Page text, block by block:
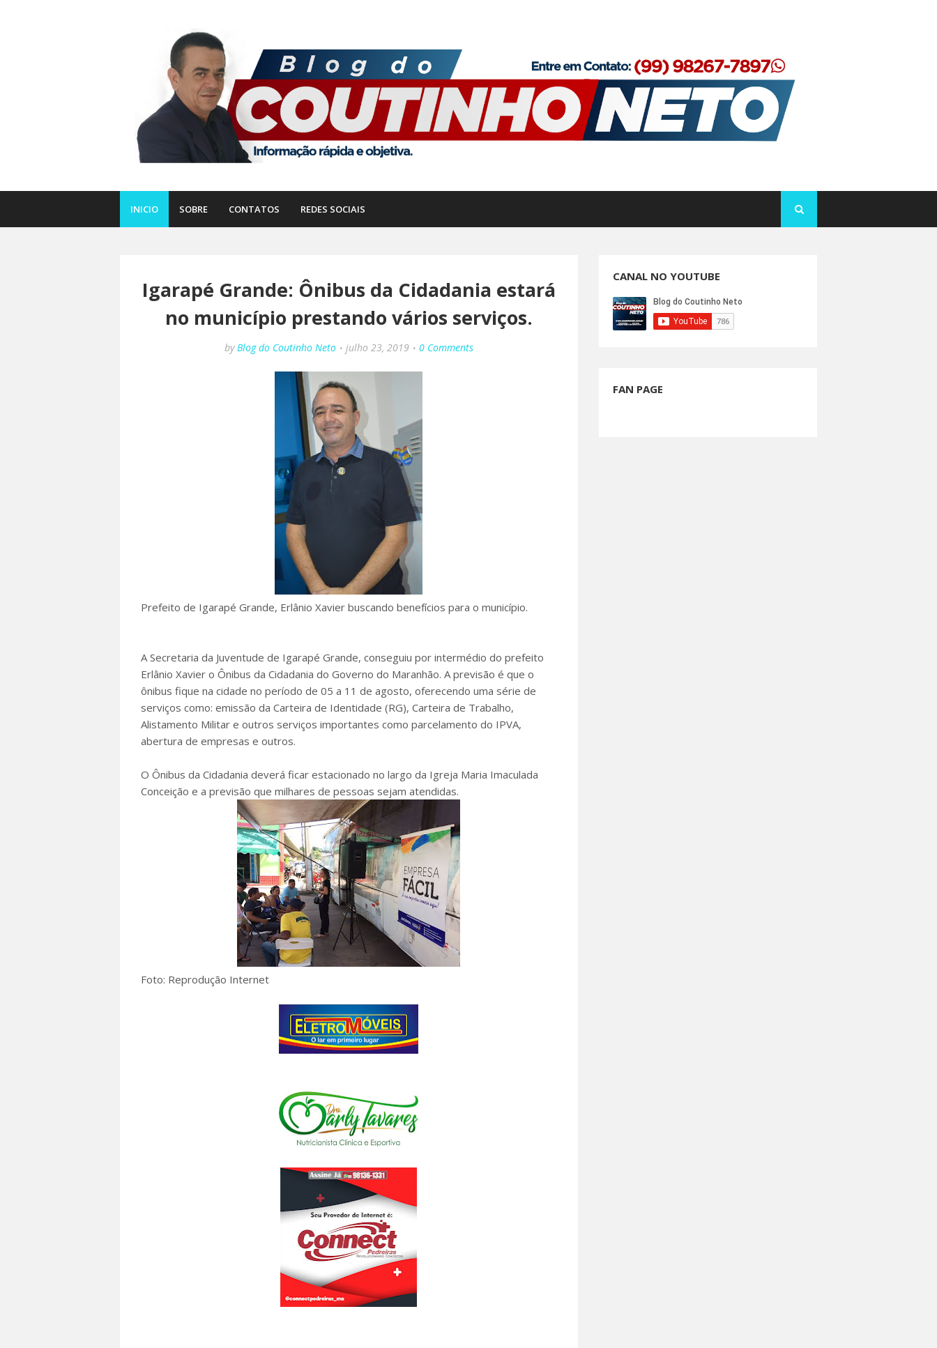
INICIO SOBRE CONTATOS REDES SOCIAIS
Igarapé Grande: Ônibus da Cidadania estará
no município prestando vários serviços.
by Blog do Coutinho Neto julho 23, 2019 0 Comments
Prefeito de Igarapé Grande, Erlânio Xavier buscando benefícios para o município.
A Secretaria da Juventude de Igarapé Grande, conseguiu por intermédio do prefeito
Erlânio Xavier o Ônibus da Cidadania do Governo do Maranhão. A previsão é que o
ônibus fique na cidade no período de 05 a 11 de agosto, oferecendo uma série de
serviços como: emissão da Carteira de Identidade (RG), Carteira de Trabalho,
Alistamento Militar e outros serviços importantes como parcelamento do IPVA,
abertura de empresas e outros.
O Ônibus da Cidadania deverá ficar estacionado no largo da Igreja Maria Imaculada
Conceição e a previsão que milhares de pessoas sejam atendidas.
Foto: Reprodução Internet
CANAL NO YOUTUBE
FAN PAGE